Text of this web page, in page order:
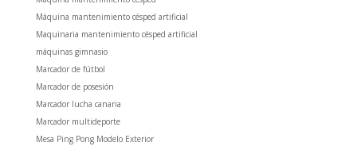
Máquina mantenimiento césped artificial
Maquinaria mantenimiento césped artificial
máquinas gimnasio
Marcador de fútbol
Marcador de posesión
Marcador lucha canaria
Marcador multideporte
Mesa Ping Pong Modelo Exterior